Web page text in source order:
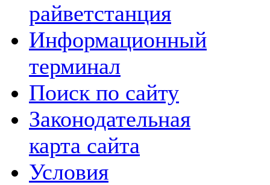
райветстанция
Информационный
терминал
Поиск по сайту
Законодательная
карта сайта
Условия